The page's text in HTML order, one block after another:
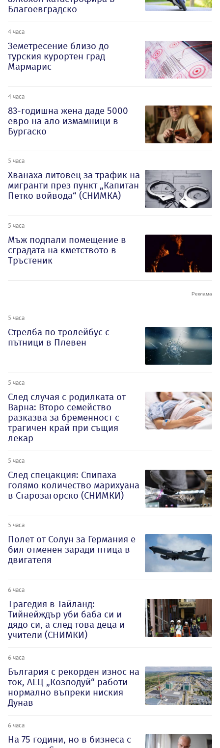
Благоевградско
4 часа
Земетресение близо до
турския курортен град
Мармарис
4 часа
83-годишна жена даде 5000
евро на ало измамници в
Бургаско
5 часа
Хванаха литовец за трафик на
мигранти през пункт „Капитан
Петко войвода“ (СНИМКА)
5 часа
Мъж подпали помещение в
сградата на кметството в
Тръстеник
5 часа
Стрелба по тролейбус с
пътници в Плевен
5 часа
След случая с родилката от
Варна: Второ семейство
разказва за бременност с
трагичен край при същия
лекар
5 часа
След спецакция: Спипаха
голямо количество марихуана
в Старозагорско (СНИМКИ)
5 часа
Полет от Солун за Германия е
бил отменен заради птица в
двигателя
6 часа
Трагедия в Тайланд:
Тийнейждър уби баба си и
дядо си, а след това деца и
учители (СНИМКИ)
6 часа
България с рекорден износ на
ток, АЕЦ „Козлодуй“ работи
нормално въпреки ниския
Дунав
6 часа
На 75 години, но в бизнеса с